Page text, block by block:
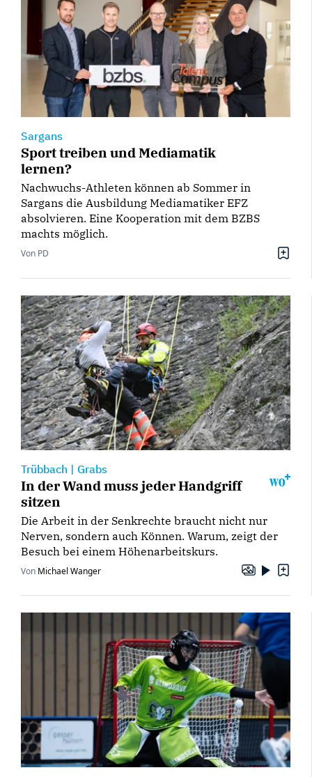
Sargans
Sport treiben und Mediamatik
lernen?
Nachwuchs-Athleten können ab Sommer in
Sargans die Ausbildung Mediamatiker EFZ
absolvieren. Eine Kooperation mit dem BZBS
machts möglich.
Von PD
Trübbach | Grabs
In der Wand muss jeder Handgriff
sitzen
Die Arbeit in der Senkrechte braucht nicht nur
Nerven, sondern auch Können. Warum, zeigt der
Besuch bei einem Höhenarbeitskurs.
Von Michael Wanger